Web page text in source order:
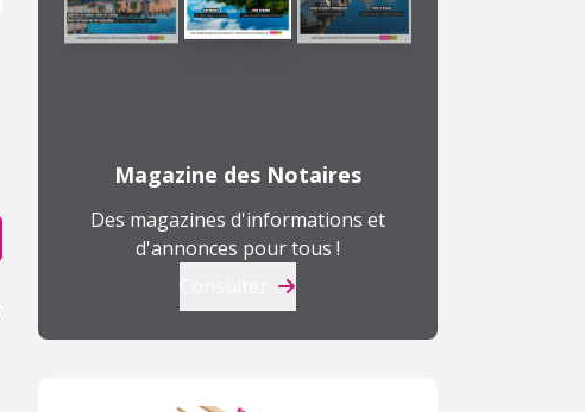
Magazine des Notaires
Des magazines d'informations et
d'annonces pour tous !